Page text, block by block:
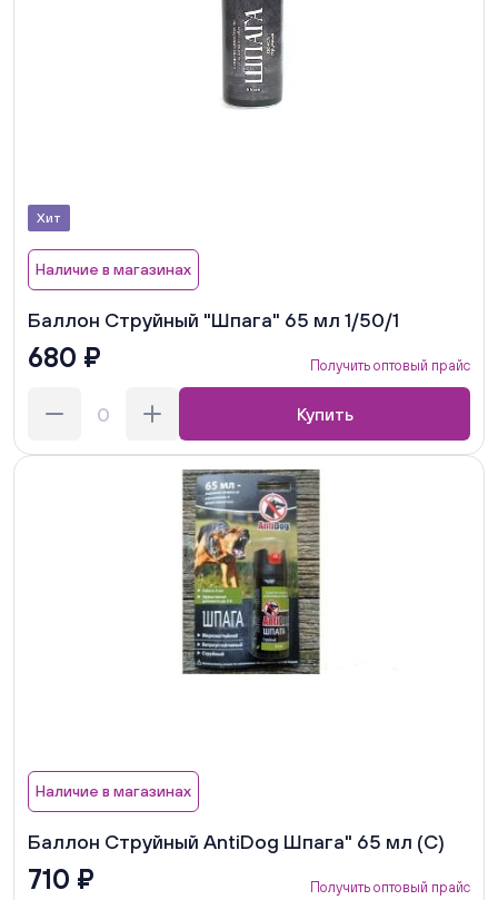
Хит
Наличие в магазинах
Баллон Струйный "Шпага" 65 мл 1/50/1
680 ₽ Получить оптовый прайс
Купить
Наличие в магазинах
Баллон Струйный AntiDog Шпага" 65 мл (С)
710 ₽ Получить оптовый прайс